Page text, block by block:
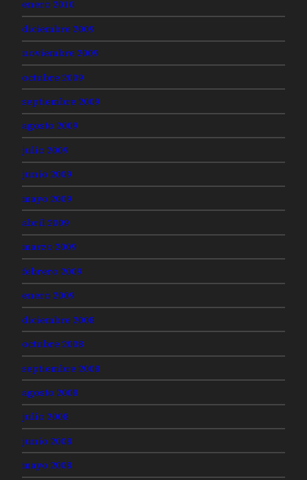
enero 2010
diciembre 2009
noviembre 2009
octubre 2009
septiembre 2009
agosto 2009
julio 2009
junio 2009
mayo 2009
abril 2009
marzo 2009
febrero 2009
enero 2009
diciembre 2008
octubre 2008
septiembre 2008
agosto 2008
julio 2008
junio 2008
mayo 2008